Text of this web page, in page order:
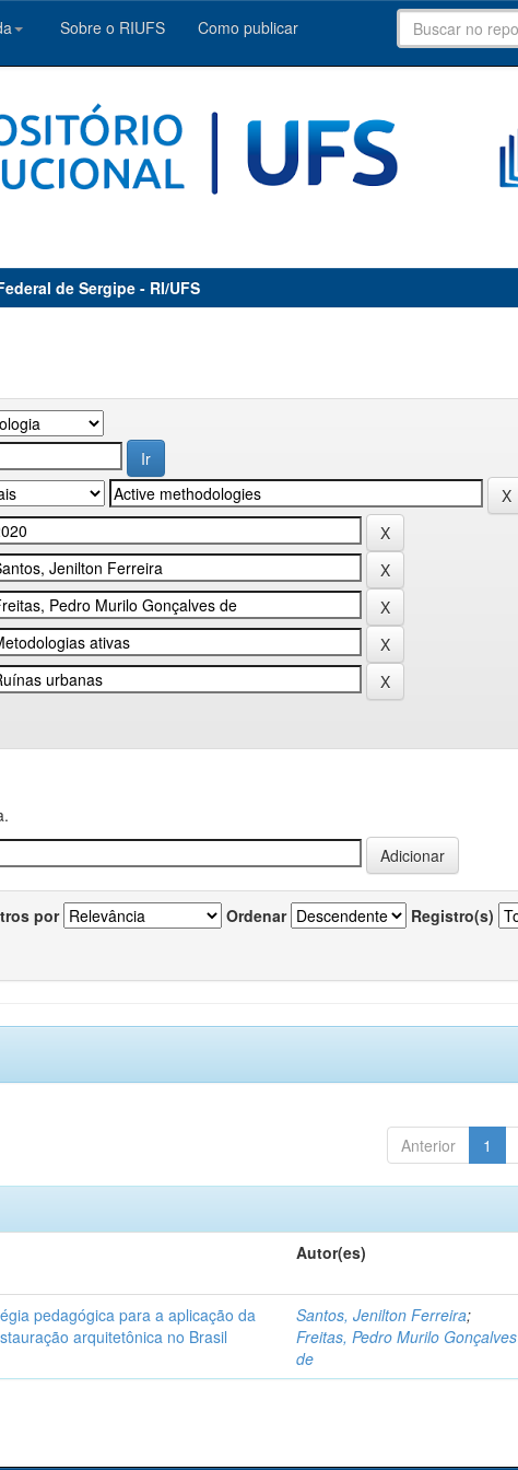
Sobre o RIUFS Como publicar
de Sergipe - RI/UFS
por Ordenar Registro(s)
Anterior 1
Autor(es)
pedagógica para a aplicação da
arquitetônica no Brasil
Santos, Jenilton Ferreira;
Freitas, Pedro Murilo Gonçalves
de